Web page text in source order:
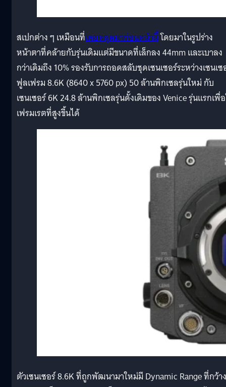
สเปกต่าง ๆ เหมือนที่เคยหลุดมาก่อนหน้านี้โดยมาในรูปร่าง
หน้าตาที่คล้ายกับรุ่นเดิมแต่มีขนาดที่เล็กลง 44mm และเบาลง
กว่าเดิมถึง 10% รองรับการถอดสลับชุดเซนเซอร์ระหว่างเซนเซ
ฟูลเฟรม 8.6K (8640 x 5760 px) 50 ล้านพิกเซลรุ่นใหม่ กับ
เซนเซอร์ 6K 24.8 ล้านพิกเซลรุ่นดั้งเดิมของ Venice รุ่นแรกเพื่
เฟรมเรตที่สูงขึ้นได้
ตัวเซนเซอร์ 8.6K ที่ถูกพัฒนามาใหม่มี Dynamic Range ที่กว้าง